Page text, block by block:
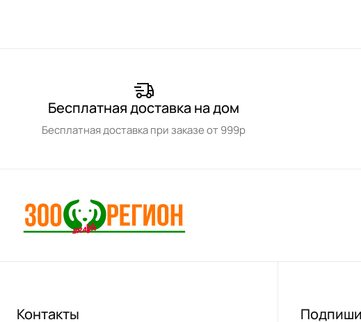
Бесплатная доставка на дом
Бесплатная доставка при заказе от 999р
Контакты